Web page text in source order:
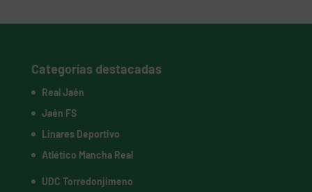
Categorías destacadas
Real Jaén
Jaén FS
Linares Deportivo
Atlético Mancha Real
UDC Torredonjimeno